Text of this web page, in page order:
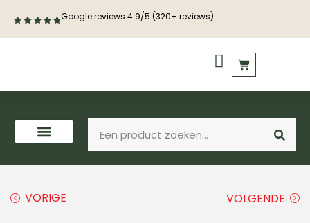
Google reviews 4.9/5 (320+ reviews)
VORIGE VOLGENDE